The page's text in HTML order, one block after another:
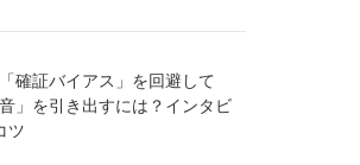
確証バイアス」を回避して
音」を引き出すには？インタビ
ツ